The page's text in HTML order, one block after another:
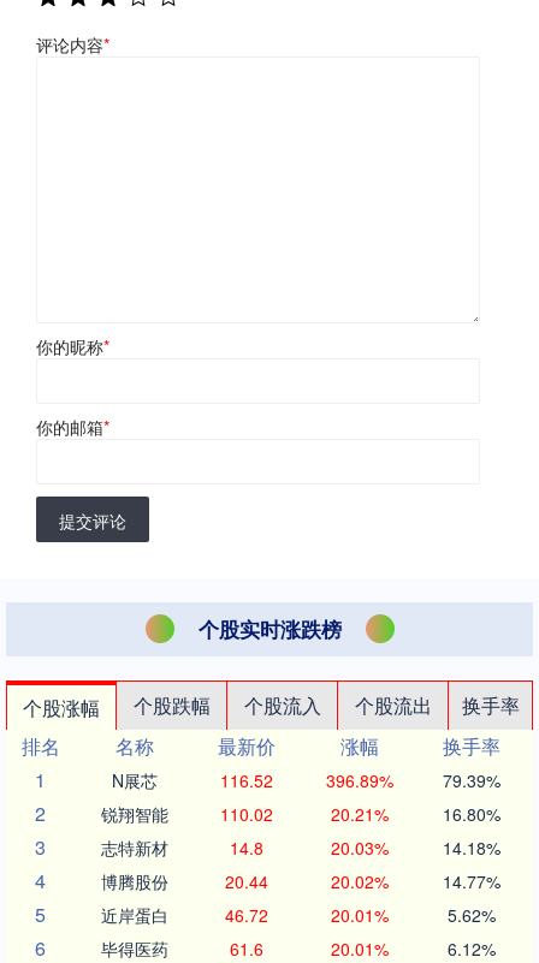
评论内容*
你的昵称*
你的邮箱*
提交评论
个股实时涨跌榜
个股涨幅 个股跌幅 个股流入 个股流出
换手率
排名
名称 最新价 涨幅
换手率
1
N展芯 116.52 396.89% 79.39%
2 锐翔智能 110.02 20.21% 16.80%
3 志特新材 14.8 20.03% 14.18%
4 博腾股份 20.44 20.02% 14.77%
5 近岸蛋白 46.72 20.01% 5.62%
6 毕得医药 61.6 20.01% 6.12%